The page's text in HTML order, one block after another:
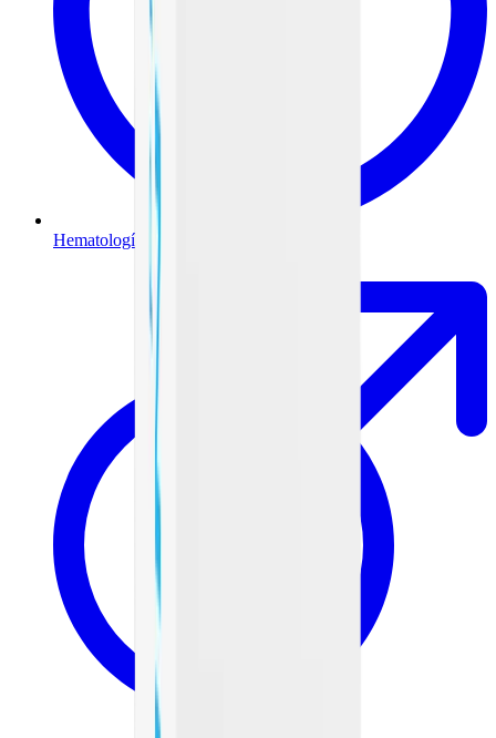
Hematología